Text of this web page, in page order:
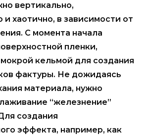
вертикально,
и хаотично, в зависимости от
С момента начала
пленки,
мокрой кельмой для создания
фактуры. Не дожидаясь
материала, нужно
“железнение”
создания
эффекта, например, как